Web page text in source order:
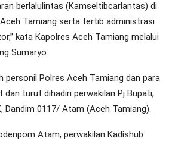
berlalulintas (Kamseltibcarlantas) di
Tamiang serta tertib administrasi
kata Kapolres Aceh Tamiang melalui
Sumaryo.
personil Polres Aceh Tamiang dan para
turut dihadiri perwakilan Pj Bupati,
Dandim 0117/ Atam (Aceh Tamiang).
Atam, perwakilan Kadishub